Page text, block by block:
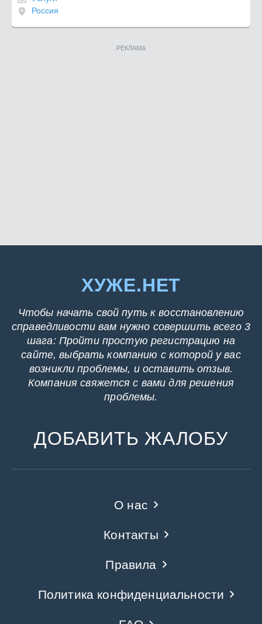
Россия
РЕКЛАМА
ХУЖЕ.НЕТ
Чтобы начать свой путь к восстановлению
справедливости вам нужно совершить всего 3
шага: Пройти простую регистрацию на
сайте, выбрать компанию с которой у вас
возникли проблемы, и оставить отзыв.
Компания свяжется с вами для решения
проблемы.
ДОБАВИТЬ ЖАЛОБУ
О нас
Контакты
Правила
Политика конфиденциальности